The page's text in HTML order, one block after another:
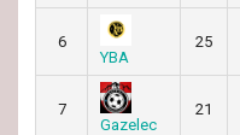
6
YBA
25
7
Gazelec
21